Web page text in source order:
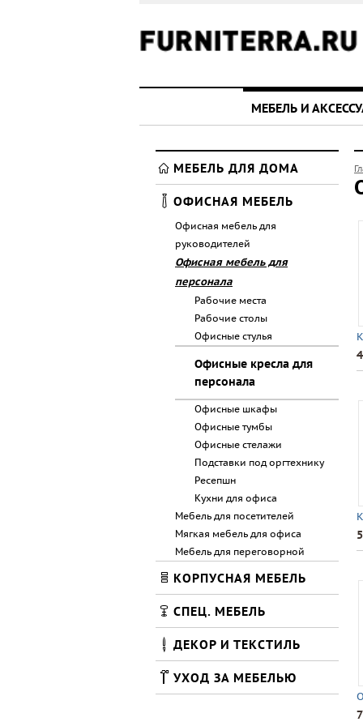
МЕБЕЛЬ И
МЕБЕЛЬ ДЛЯ ДОМА
ОФИСНАЯ МЕБЕЛЬ
Офисная мебель для
руководителей
Офисная мебель для
персонала
Рабочие места
Рабочие столы
Офисные стулья
Офисные кресла для
персонала
Офисные шкафы
Офисные тумбы
Офисные стелажи
Подставки под оргтехнику
Ресепшн
Кухни для офиса
Мебель для посетителей
Мягкая мебель для офиса
Мебель для переговорной
КОРПУСНАЯ МЕБЕЛЬ
СПЕЦ. МЕБЕЛЬ
ДЕКОР И ТЕКСТИЛЬ
УХОД ЗА МЕБЕЛЬЮ